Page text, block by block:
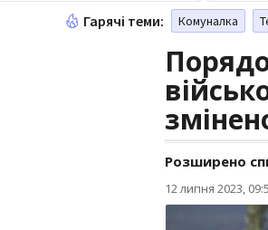
Гарячі теми: Комуналка
Розширено
12 липня 2023,